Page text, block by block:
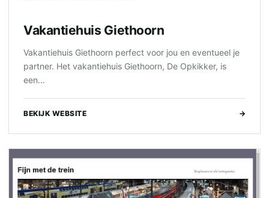
Vakantiehuis Giethoorn
Vakantiehuis Giethoorn perfect voor jou en eventueel je
partner. Het vakantiehuis Giethoorn, De Opkikker, is
een...
BEKIJK WEBSITE →